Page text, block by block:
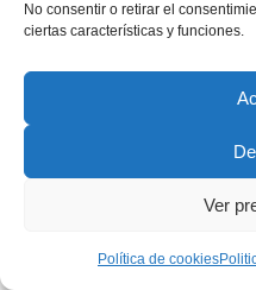
No consentir o retirar el
ciertas características y funciones.
Ver
Política de cookies
SALAMANCA»
MESA REDONDA:
PARTICIPANTES:
– D. Enrique Castellón Leal